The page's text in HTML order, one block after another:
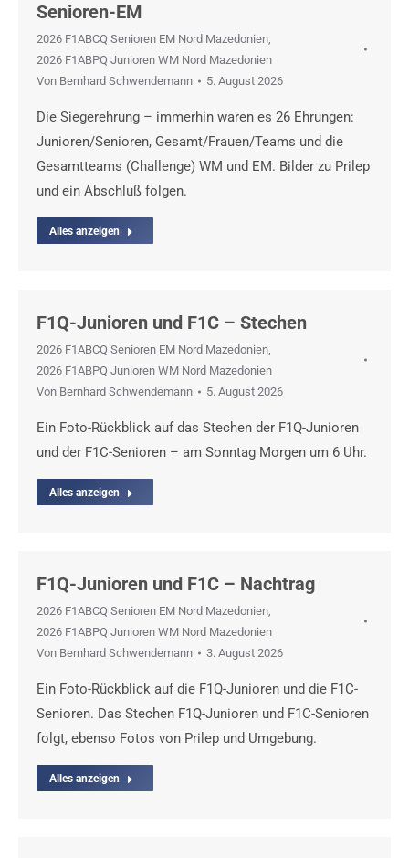
Senioren-EM
2026 F1ABCQ Senioren EM Nord Mazedonien,
2026 F1ABPQ Junioren WM Nord Mazedonien
Von Bernhard Schwendemann 5. August 2026
Die Siegerehrung – immerhin waren es 26 Ehrungen:
Junioren/Senioren, Gesamt/Frauen/Teams und die
Gesamtteams (Challenge) WM und EM. Bilder zu Prilep
und ein Abschluß folgen.
Alles anzeigen
F1Q-Junioren und F1C – Stechen
2026 F1ABCQ Senioren EM Nord Mazedonien,
2026 F1ABPQ Junioren WM Nord Mazedonien
Von Bernhard Schwendemann 5. August 2026
Ein Foto-Rückblick auf das Stechen der F1Q-Junioren
und der F1C-Senioren – am Sonntag Morgen um 6 Uhr.
Alles anzeigen
F1Q-Junioren und F1C – Nachtrag
2026 F1ABCQ Senioren EM Nord Mazedonien,
2026 F1ABPQ Junioren WM Nord Mazedonien
Von Bernhard Schwendemann 3. August 2026
Ein Foto-Rückblick auf die F1Q-Junioren und die F1C-
Senioren. Das Stechen F1Q-Junioren und F1C-Senioren
folgt, ebenso Fotos von Prilep und Umgebung.
Alles anzeigen